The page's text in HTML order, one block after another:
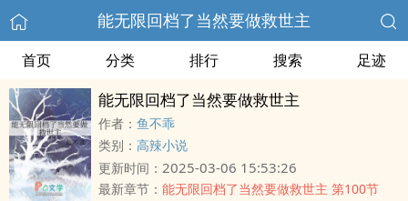
能无限回档了当然要做救世主
首页 分类 排行 搜索 足迹
能无限回档了当然要做救世主
作者： 鱼不乖
类别： 高辣小说
更新时间： 2025-03-06 15:53:26
最新章节： 能无限回档了当然要做救世主 第100节